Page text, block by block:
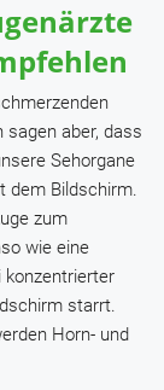
sagen aber, dass
Sehorgane
dem Bildschirm.
zum
wie eine
konzentrierter
starrt.
Horn- und